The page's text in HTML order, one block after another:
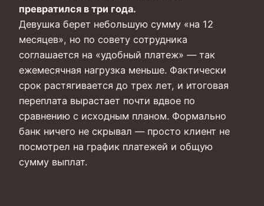
превратился в три года.
Девушка берет небольшую сумму «на 12
месяцев», но по совету сотрудника
соглашается на «удобный платеж» — так
ежемесячная нагрузка меньше. Фактически
срок растягивается до трех лет, и итоговая
переплата вырастает почти вдвое по
сравнению с исходным планом. Формально
банк ничего не скрывал — просто клиент не
посмотрел на график платежей и общую
сумму выплат.